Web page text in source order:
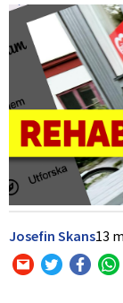
Josefin Skans13